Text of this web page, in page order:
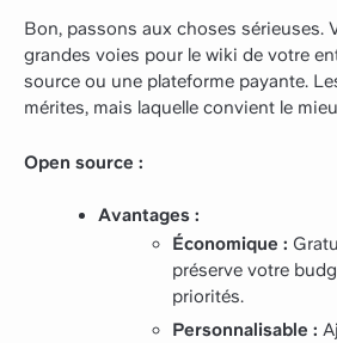
Bon, passons aux choses sérieuses.
grandes voies pour le wiki de votre
source ou une plateforme payante.
mérites, mais laquelle convient le
Open source :
Avantages :
Économique :
préserve votre
priorités.
Personnalisable :